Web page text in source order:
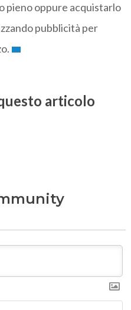
pieno oppure acquistarlo
pubblicità per
articolo